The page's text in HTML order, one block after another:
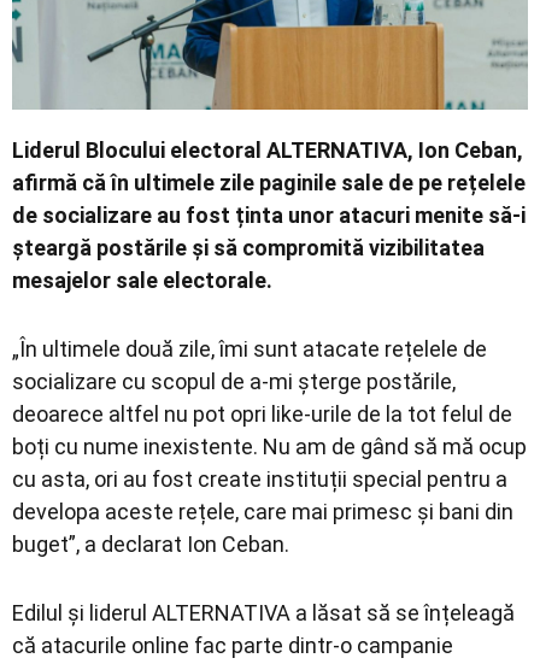
Liderul Blocului electoral ALTERNATIVA, Ion Ceban,
afirmă că în ultimele zile paginile sale de pe rețelele
de socializare au fost ținta unor atacuri menite să-i
șteargă postările și să compromită vizibilitatea
mesajelor sale electorale.
„În ultimele două zile, îmi sunt atacate rețelele de
socializare cu scopul de a-mi șterge postările,
deoarece altfel nu pot opri like-urile de la tot felul de
boți cu nume inexistente. Nu am de gând să mă ocup
cu asta, ori au fost create instituții special pentru a
developa aceste rețele, care mai primesc și bani din
buget”, a declarat Ion Ceban.
Edilul și liderul ALTERNATIVA a lăsat să se înțeleagă
că atacurile online fac parte dintr-o campanie